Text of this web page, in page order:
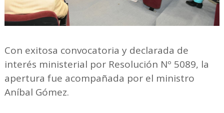
Con exitosa convocatoria y declarada de
interés ministerial por Resolución Nº 5089, la
apertura fue acompañada por el ministro
Aníbal Gómez.